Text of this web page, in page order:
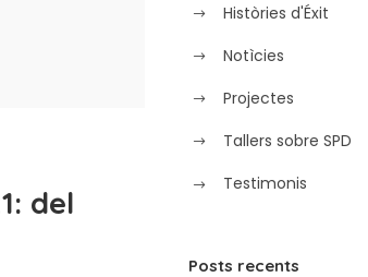
del
Històries d'Éxit
Notìcies
Projectes
Tallers sobre SPD
Testimonis
Posts recents